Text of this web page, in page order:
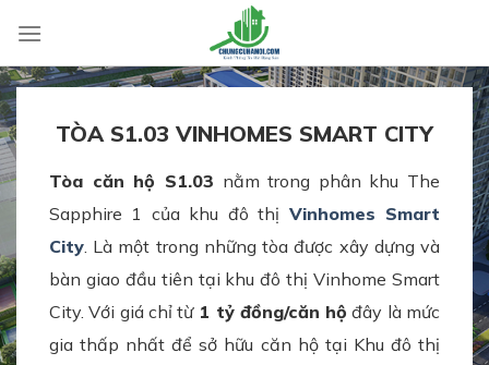
content
TÒA S1.03 VINHOMES SMART CITY
Tòa căn hộ S1.03 nằm trong phân khu The
Sapphire 1 của khu đô thị Vinhomes Smart
City. Là một trong những tòa được xây dựng và
bàn giao đầu tiên tại khu đô thị Vinhome Smart
City. Với giá chỉ từ1 tỷ đồng/căn hộ đây là mức
gia thấp nhất để sở hữu căn hộ tại Khu đô thị